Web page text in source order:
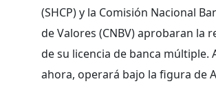
(SHCP) y la Comisión Nacional
de Valores (CNBV) aprobaran la
de su licencia de banca múltiple.
ahora, operará bajo la figura de